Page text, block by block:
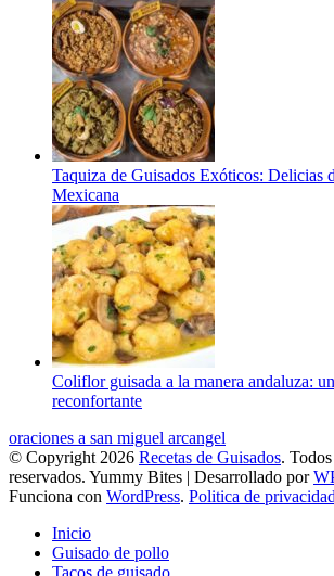
Taquiza de Guisados Exóticos: Delicias
Mexicana
Coliflor guisada a la manera andaluza:
reconfortante
oraciones a san miguel arcangel
© Copyright 2026 Recetas de Guisados.
reservados. Yummy Bites | Desarrollado por
Funciona con WordPress. Politica de privacidad
Inicio
Guisado de pollo